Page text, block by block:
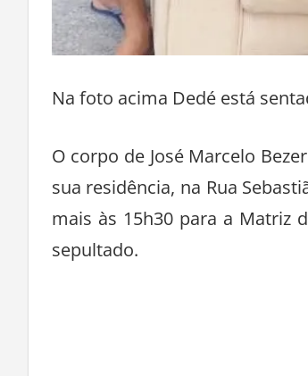
Na foto acima Dedé está
O corpo de José Marcelo
sua residência, na Rua
mais às 15h30 para a Matriz
sepultado.